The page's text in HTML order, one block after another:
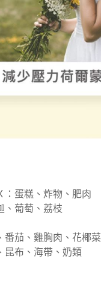
：蛋糕、炸物、肥肉
、葡萄、荔枝
番茄、雞胸肉、花椰菜
昆布、海帶、奶類